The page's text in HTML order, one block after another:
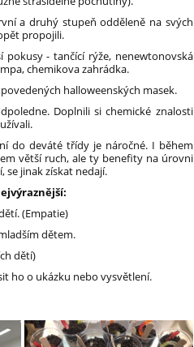
a druhý stupeň odděleně na svých
propojili.
- tančící rýže, nenewtonovská
chemikova zahrádka.
halloweenských masek.
Doplnili si chemické znalosti
do deváté třídy je náročné. I během
větší ruch, ale ty benefity na úrovni
jinak získat nedají.
(Empatie)
dětem.
dětí)
ho o ukázku nebo vysvětlení.